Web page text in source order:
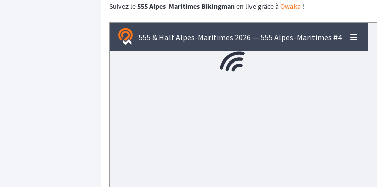
Suivez le555 Alpes-Maritimes Bikingmanen live grâce à Owaka !